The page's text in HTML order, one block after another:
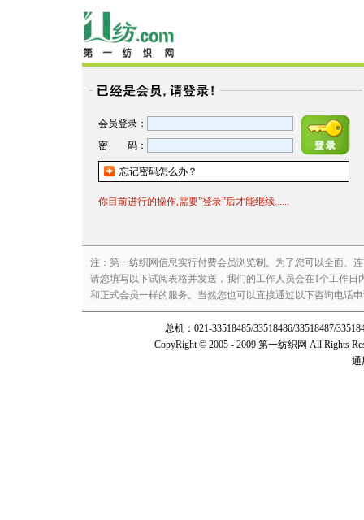
会员登录：
密 码：
忘记密码怎么办？
你目前进行的操作,需要”登录”后才能继续......
注：第一纺织网信息实行付费会员浏览制。为了您可以全面、
请您填写以下试阅表格并发送，我们的工作人员会在1个工作
和正式会员一样的服务。当然您也可以直接通过以下咨询电话申
总机：021-33518485/33518486/33518487/
CopyRight © 2005 - 2009 第一纺织网 All Rights
通